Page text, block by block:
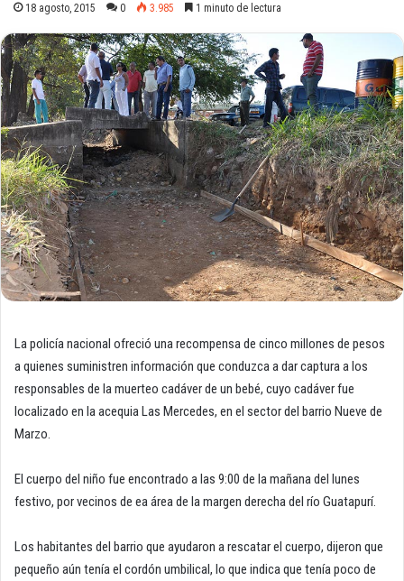
18 agosto, 2015 0 3.985 1 minuto de lectura
La policía nacional ofreció una recompensa de cinco millones de pesos
a quienes suministren información que conduzca a dar captura a los
responsables de la muerteo cadáver de un bebé, cuyo cadáver fue
localizado en la acequia Las Mercedes, en el sector del barrio Nueve de
Marzo.
El cuerpo del niño fue encontrado a las 9:00 de la mañana del lunes
festivo, por vecinos de ea área de la margen derecha del río Guatapurí.
Los habitantes del barrio que ayudaron a rescatar el cuerpo, dijeron que
pequeño aún tenía el cordón umbilical, lo que indica que tenía poco de